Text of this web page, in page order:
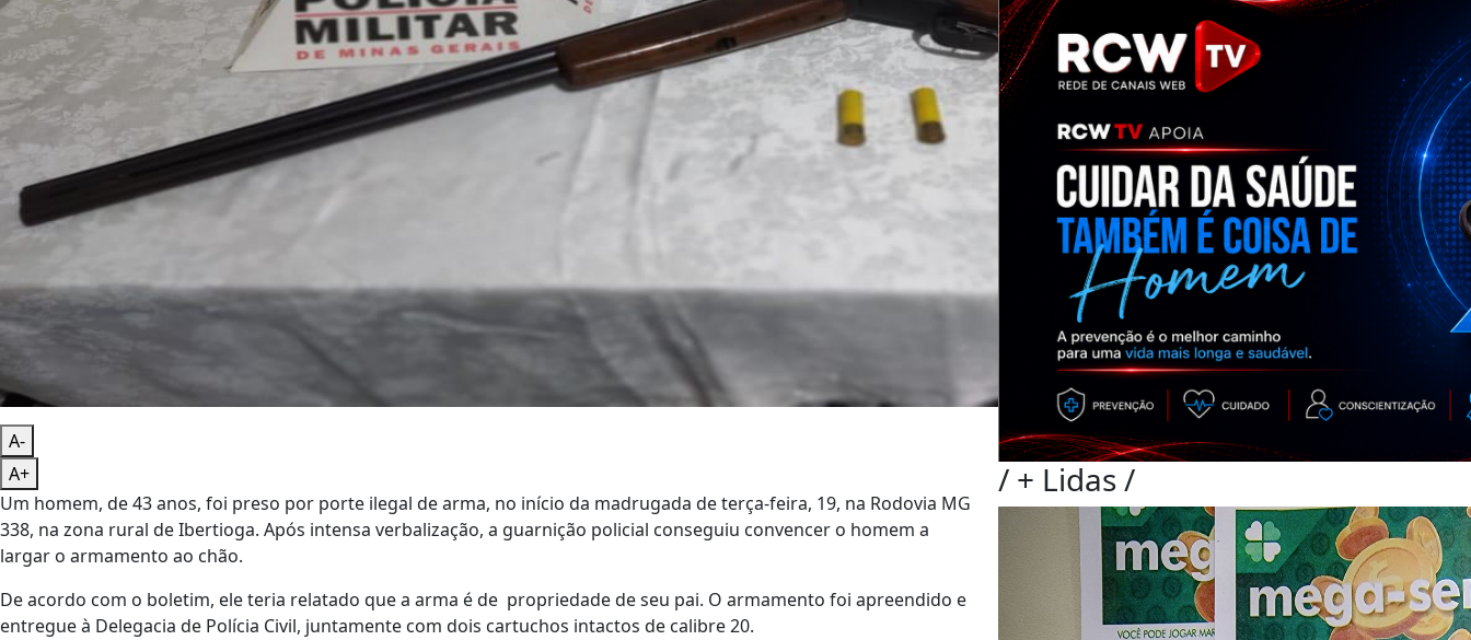
A-
A+
Um homem, de 43 anos, foi preso por porte ilegal de arma, no início da madrugada de terça-feira, 19, na Rodovia MG
338, na zona rural de Ibertioga. Após intensa verbalização, a guarnição policial conseguiu convencer o homem a
largar o armamento ao chão.
De acordo com o boletim, ele teria relatado que a arma é de propriedade de seu pai. O armamento foi apreendido e
entregue à Delegacia de Polícia Civil, juntamente com dois cartuchos intactos de calibre 20.
/ + Lidas/